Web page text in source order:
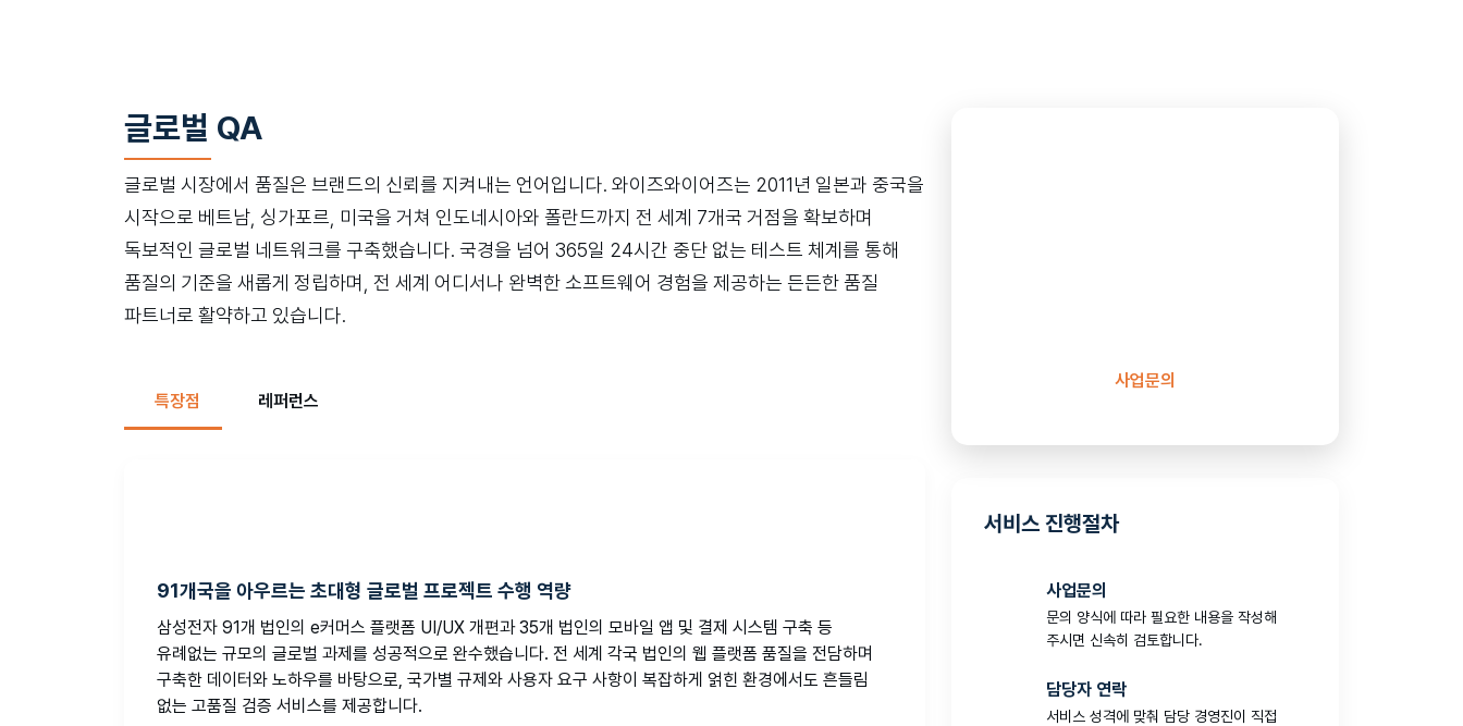
글로벌 QA
글로벌 시장에서 품질은 브랜드의 신뢰를 지켜내는 언어입니다. 와이즈와이어즈는 2011년 일본과 중국을
시작으로 베트남, 싱가포르, 미국을 거쳐 인도네시아와 폴란드까지 전 세계 7개국 거점을 확보하며
독보적인 글로벌 네트워크를 구축했습니다. 국경을 넘어 365일 24시간 중단 없는 테스트 체계를 통해
품질의 기준을 새롭게 정립하며, 전 세계 어디서나 완벽한 소프트웨어 경험을 제공하는 든든한 품질
파트너로 활약하고 있습니다.
특장점 레퍼런스
91개국을 아우르는 초대형 글로벌 프로젝트 수행 역량
삼성전자 91개 법인의 e커머스 플랫폼 UI/UX 개편과 35개 법인의 모바일 앱 및 결제 시스템 구축 등
유례없는 규모의 글로벌 과제를 성공적으로 완수했습니다. 전 세계 각국 법인의 웹 플랫폼 품질을 전담하며
구축한 데이터와 노하우를 바탕으로, 국가별 규제와 사용자 요구 사항이 복잡하게 얽힌 환경에서도 흔들림
없는 고품질 검증 서비스를 제공합니다.
사업문의
서비스 진행절차
사업문의
문의 양식에 따라 필요한 내용을 작성해
주시면 신속히 검토합니다.
담당자 연락
서비스 성격에 맞춰 담당 경영진이 직접